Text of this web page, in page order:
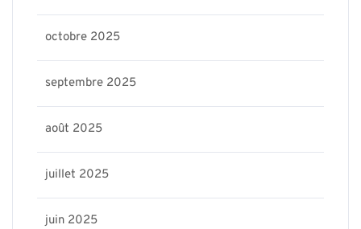
octobre 2025
septembre 2025
août 2025
juillet 2025
juin 2025